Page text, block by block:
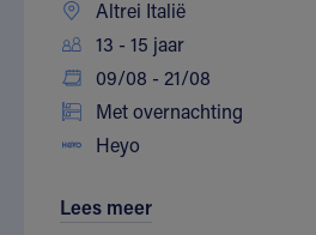
Altrei Italië
13 - 15 jaar
09/08 - 21/08
Met overnachting
Heyo
Lees meer